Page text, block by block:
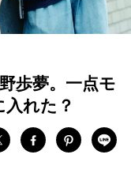
歩夢。一点モ
入れた？